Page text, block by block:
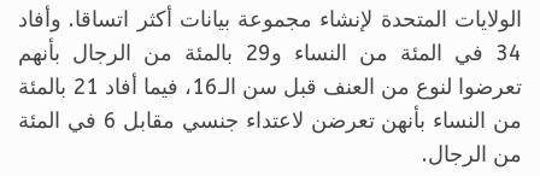
الولايات المتحدة لإنشاء مجموعة بيانات أكثر اتساقا. وأفاد
34 في المئة من النساء و29 بالمئة من الرجال بأنهم
تعرضوا لنوع من العنف قبل سن الـ16، فيما أفاد 21 بالمئة
من النساء بأنهن تعرضن لاعتداء جنسي مقابل 6 في المئة
من الرجال.